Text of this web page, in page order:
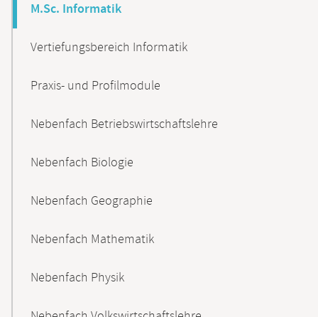
M.Sc. Informatik
Vertiefungsbereich Informatik
Praxis- und Profilmodule
Nebenfach Betriebswirtschaftslehre
Nebenfach Biologie
Nebenfach Geographie
Nebenfach Mathematik
Nebenfach Physik